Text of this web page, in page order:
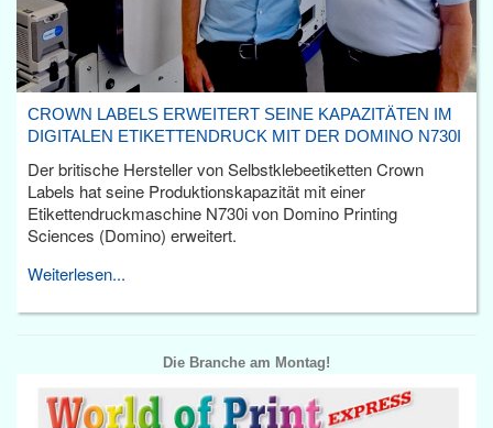
CROWN LABELS ERWEITERT SEINE KAPAZITÄTEN IM
DIGITALEN ETIKETTENDRUCK MIT DER DOMINO N730I
Der britische Hersteller von Selbstklebeetiketten Crown
Labels hat seine Produktionskapazität mit einer
Etikettendruckmaschine N730i von Domino Printing
Sciences (Domino) erweitert.
Weiterlesen...
Die Branche am Montag!